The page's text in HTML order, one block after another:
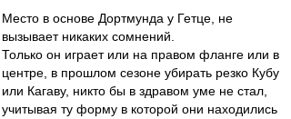
Место в основе Дортмунда у Гетце, не
вызывает никаких сомнений.
Только он играет или на правом фланге или в
центре, в прошлом сезоне убирать резко Кубу
или Кагаву, никто бы в здравом уме не стал,
учитывая ту форму в которой они находились